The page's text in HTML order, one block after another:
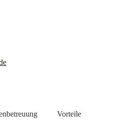
Vorteile